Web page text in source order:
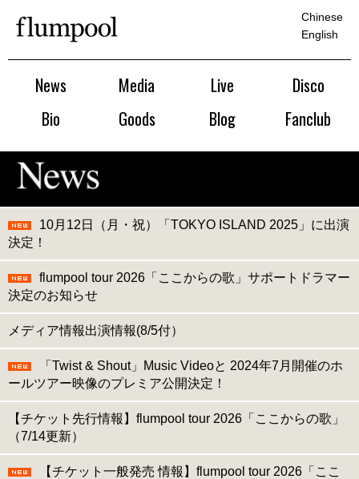
News Media Live
Disco
Bio
Goods Blog Fanclub
Chinese
English
10月12日（月・祝）「TOKYO ISLAND 2025」に出演
決定！
flumpool tour 2026「ここからの歌」サポートドラマー
決定のお知らせ
メディア情報出演情報(8/5付）
「Twist & Shout」Music Videoと 2024年7月開催のホ
ールツアー映像のプレミア公開決定！
【チケット先行情報】flumpool tour 2026「ここからの歌」
（7/14更新）
【チケット一般発売 情報】flumpool tour 2026「ここ